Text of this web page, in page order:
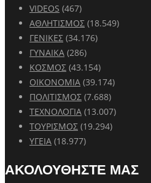
VIDEOS (467)
ΑΘΛΗΤΙΣΜΟΣ (18.549)
ΓΕΝΙΚΕΣ (34.176)
ΓΥΝΑΙΚΑ (286)
ΚΟΣΜΟΣ (43.154)
ΟΙΚΟΝΟΜΙΑ (39.174)
ΠΟΛΙΤΙΣΜΟΣ (7.688)
ΤΕΧΝΟΛΟΓΙΑ (13.007)
ΤΟΥΡΙΣΜΟΣ (19.294)
ΥΓΕΙΑ (18.977)
ΑΚΟΛΟΥΘΗΣΤΕ ΜΑΣ